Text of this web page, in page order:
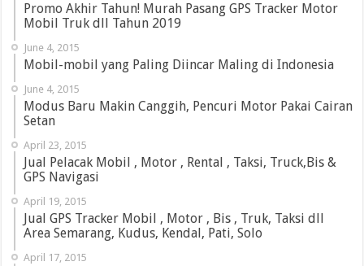
Promo Akhir Tahun! Murah Pasang GPS Tracker Motor
Mobil Truk dll Tahun 2019
June 4, 2015
Mobil-mobil yang Paling Diincar Maling di Indonesia
June 4, 2015
Modus Baru Makin Canggih, Pencuri Motor Pakai Cairan
Setan
April 23, 2015
Jual Pelacak Mobil , Motor , Rental , Taksi, Truck,Bis &
GPS Navigasi
April 19, 2015
Jual GPS Tracker Mobil , Motor , Bis , Truk, Taksi dll
Area Semarang, Kudus, Kendal, Pati, Solo
April 17, 2015